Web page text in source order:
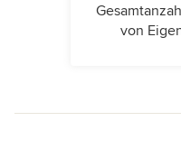
von